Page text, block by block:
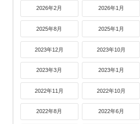
2026年2月 2026年1月
2025年8月 2025年1月
2023年12月 2023年10月
2023年3月 2023年1月
2022年11月 2022年10月
2022年8月 2022年6月